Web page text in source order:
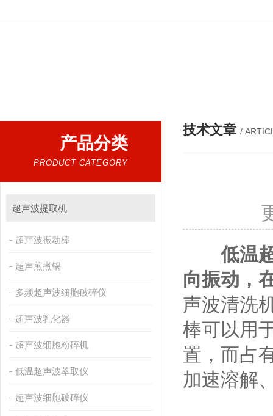
产品分类
PRODUCT CATEGORY
超声波提取机
超声波振动棒
超声煎煮锅
多频超声波细胞破碎仪
超声波乳化器
超声波细胞粉碎机
低温超声波萃取仪
超声波细胞破碎仪
技术文章 /
低温
向振动，
声波清洗
棒可以用
置，而占
加速溶解